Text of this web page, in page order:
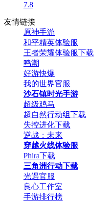
7.8
友情链接
原神手游
和平精英体验服
王者荣耀体验服下载
鸣潮
好游快爆
我的世界官服
沙石镇时光手游
超级鸡马
超自然行动组下载
失控进化下载
逆战：未来
穿越火线体验服
Phira下载
三角洲行动下载
光遇官服
良心工作室
手游排行榜